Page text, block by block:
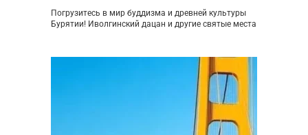
Погрузитесь в мир буддизма и древней культуры
Бурятии! Иволгинский дацан и другие святые места